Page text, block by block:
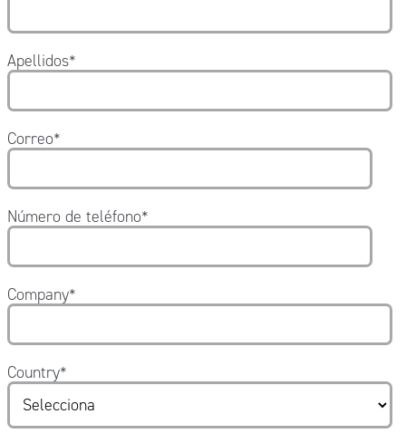
Apellidos*
Correo*
Número de teléfono*
Company*
Country*